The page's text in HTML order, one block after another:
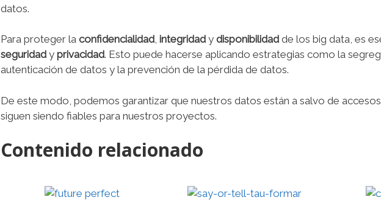
datos.
Para proteger la confidencialidad, integridad y disponibilidad de los big data, es
seguridad y privacidad. Esto puede hacerse aplicando estrategias como la
autenticación de datos y la prevención de la pérdida de datos.
De este modo, podemos garantizar que nuestros datos están a salvo de
siguen siendo fiables para nuestros proyectos.
Contenido relacionado